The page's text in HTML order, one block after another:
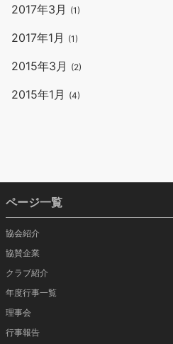
2017年3月 (1)
2017年1月 (1)
2015年3月 (2)
2015年1月 (4)
ページ一覧
協会紹介
協賛企業
クラブ紹介
年度行事一覧
理事会
行事報告